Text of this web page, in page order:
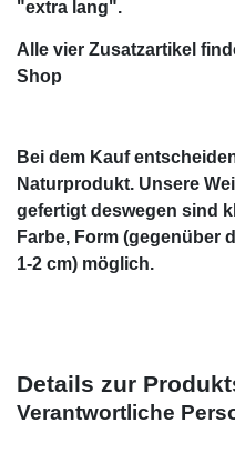
"extra lang".
Alle vier Zusatzartikel
Shop
Bei dem Kauf
Naturprodukt. Unsere
gefertigt deswegen sind
Farbe, Form (gegenüber
1-2 cm) möglich.
Details zur
Verantwortliche